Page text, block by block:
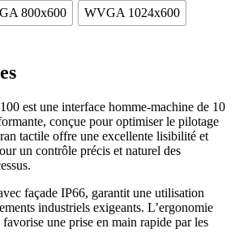
800x600 WVGA 1024x600
est une interface homme-machine de 10
conçue pour optimiser le pilotage
tactile offre une excellente lisibilité et
un contrôle précis et naturel des
façade IP66, garantit une utilisation
industriels exigeants. L’ergonomie
favorise une prise en main rapide par les